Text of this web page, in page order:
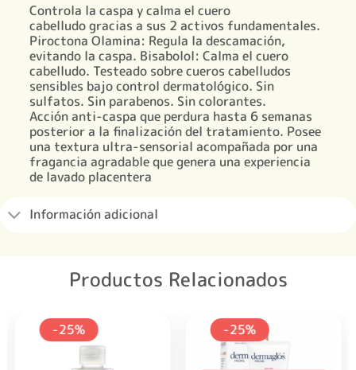
Controla la caspa y calma el cuero
cabelludo gracias a sus 2 activos fundamentales.
Piroctona Olamina: Regula la descamación,
evitando la caspa. Bisabolol: Calma el cuero
cabelludo. Testeado sobre cueros cabelludos
sensibles bajo control dermatológico. Sin
sulfatos. Sin parabenos. Sin colorantes.
Acción anti-caspa que perdura hasta 6 semanas
posterior a la finalización del tratamiento. Posee
una textura ultra-sensorial acompañada por una
fragancia agradable que genera una experiencia
de lavado placentera
Información adicional
Productos Relacionados
-25% -25%